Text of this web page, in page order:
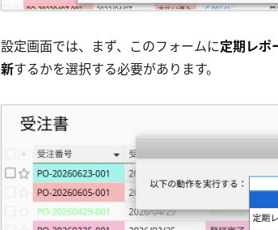
設定画面では、まず、このフォームに定期レポ
新するかを選択する必要があります。